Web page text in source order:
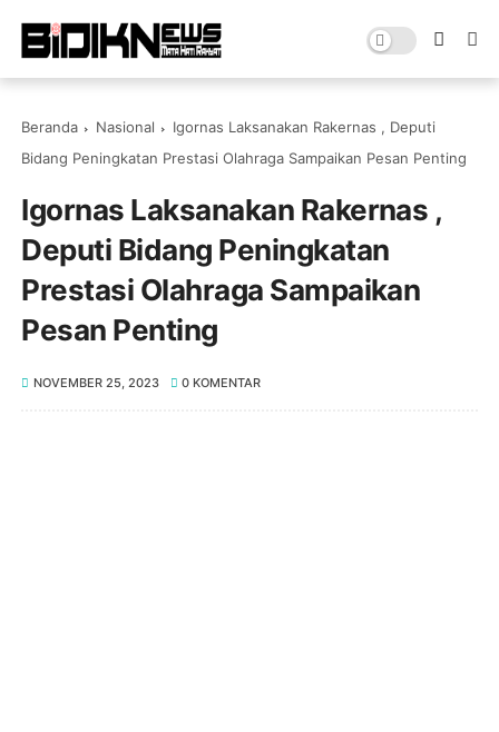
Beranda Nasional
Igornas Laksanakan Rakernas , Deputi
Bidang Peningkatan Prestasi Olahraga Sampaikan Pesan Penting
Igornas Laksanakan Rakernas ,
Deputi Bidang Peningkatan
Prestasi Olahraga Sampaikan
Pesan Penting
NOVEMBER 25, 2023 0 KOMENTAR